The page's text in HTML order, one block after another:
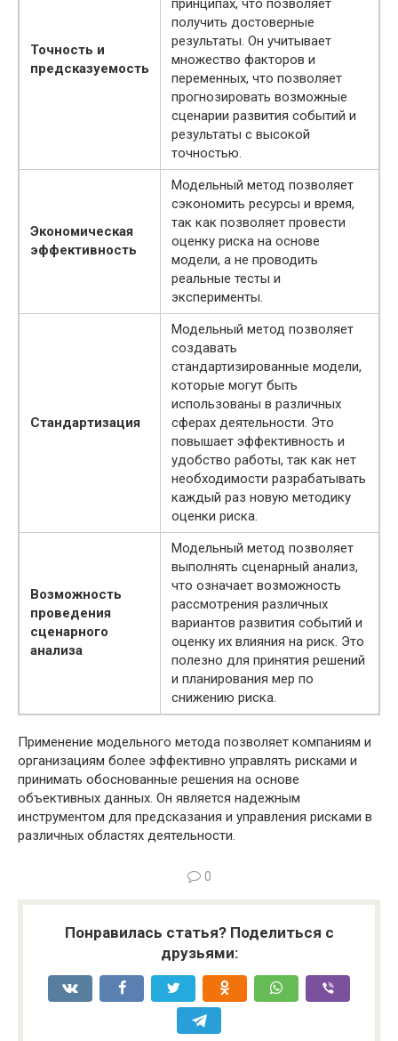
Точность и
предсказуемость
получить достоверные
результаты. Он учитывает
множество факторов и
переменных, что позволяет
прогнозировать возможные
сценарии развития событий и
результаты с высокой
точностью.
Экономическая
эффективность
Модельный метод позволяет
сэкономить ресурсы и время,
так как позволяет провести
оценку риска на основе
модели, а не проводить
реальные тесты и
эксперименты.
Стандартизация
Модельный метод позволяет
создавать
стандартизированные модели,
которые могут быть
использованы в различных
сферах деятельности. Это
повышает эффективность и
удобство работы, так как нет
необходимости разрабатывать
каждый раз новую методику
оценки риска.
Возможность
проведения
сценарного
анализа
Модельный метод позволяет
выполнять сценарный анализ,
что означает возможность
рассмотрения различных
вариантов развития событий и
оценку их влияния на риск. Это
полезно для принятия решений
и планирования мер по
снижению риска.
Применение модельного метода позволяет компаниям и
организациям более эффективно управлять рисками и
принимать обоснованные решения на основе
объективных данных. Он является надежным
инструментом для предсказания и управления рисками в
различных областях деятельности.
0
Понравилась статья? Поделиться с
друзьями: